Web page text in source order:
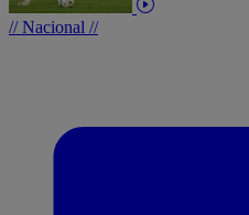
// Nacional //